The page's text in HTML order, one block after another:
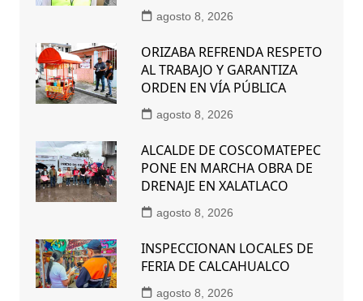
agosto 8, 2026
ORIZABA REFRENDA RESPETO
AL TRABAJO Y GARANTIZA
ORDEN EN VÍA PÚBLICA
agosto 8, 2026
ALCALDE DE COSCOMATEPEC
PONE EN MARCHA OBRA DE
DRENAJE EN XALATLACO
agosto 8, 2026
INSPECCIONAN LOCALES DE
FERIA DE CALCAHUALCO
agosto 8, 2026